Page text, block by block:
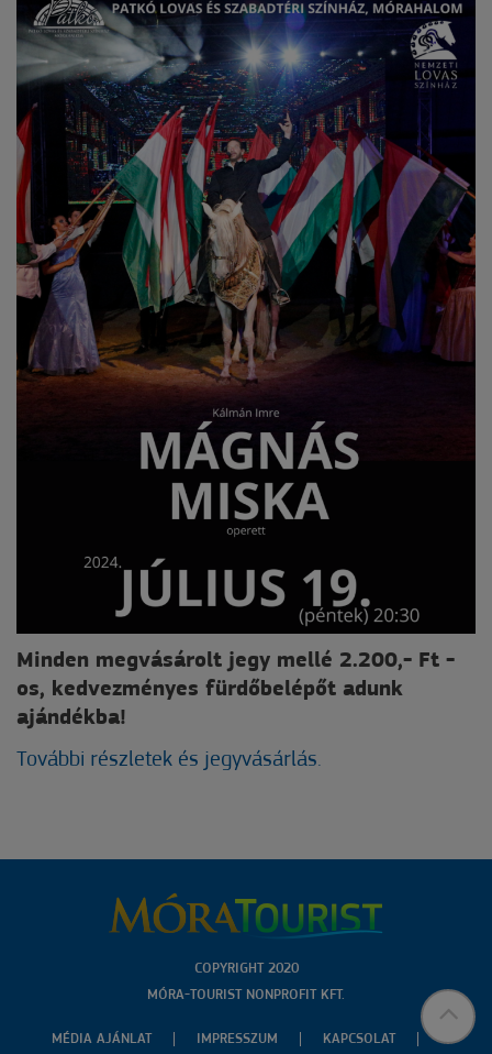
Minden megvásárolt jegy mellé 2.200,- Ft -
os, kedvezményes fürdőbelépőt adunk
ajándékba!
További részletek és jegyvásárlás.
COPYRIGHT 2020
MÓRA-TOURIST NONPROFIT KFT.
MÉDIA AJÁNLAT IMPRESSZUM KAPCSOLAT